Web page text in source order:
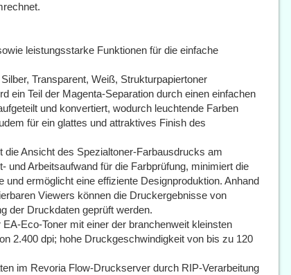
leistungsstarke Funktionen für die einfache
Transparent, Weiß, Strukturpapiertoner
ein Teil der Magenta-Separation durch einen einfachen
und konvertiert, wodurch leuchtende Farben
für ein glattes und attraktives Finish des
die Ansicht des Spezialtoner-Farbausdrucks am
und Arbeitsaufwand für die Farbprüfung, minimiert die
und ermöglicht eine effiziente Designproduktion. Anhand
Viewers können die Druckergebnisse von
der Druckdaten geprüft werden.
Eco-Toner mit einer der branchenweit kleinsten
2.400 dpi; hohe Druckgeschwindigkeit von bis zu 120
im Revoria Flow-Druckserver durch RIP-Verarbeitung